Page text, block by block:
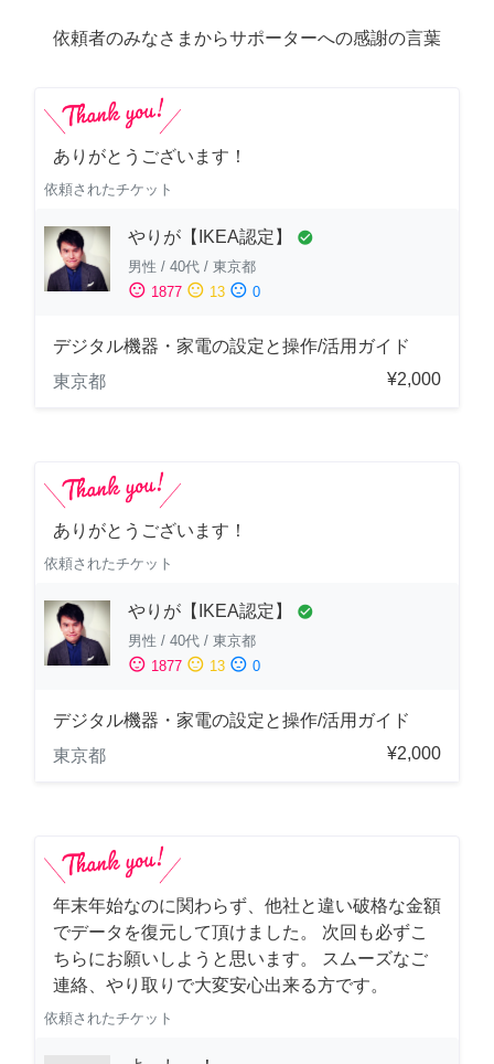
依頼者のみなさまからサポーターへの感謝の言葉
ありがとうございます！
依頼されたチケット
やりが【IKEA認定】 check_circle
男性 / 40代 / 東京都
sentiment_satisfied 1877 sentiment_neutral 13 sentiment_dissatisfied 0
デジタル機器・家電の設定と操作/活用ガイド
東京都
¥2,000
ありがとうございます！
依頼されたチケット
やりが【IKEA認定】 check_circle
男性 / 40代 / 東京都
sentiment_satisfied 1877 sentiment_neutral 13 sentiment_dissatisfied 0
デジタル機器・家電の設定と操作/活用ガイド
東京都
¥2,000
年末年始なのに関わらず、他社と違い破格な金額
でデータを復元して頂けました。 次回も必ずこ
ちらにお願いしようと思います。 スムーズなご
連絡、やり取りで大変安心出来る方です。
依頼されたチケット